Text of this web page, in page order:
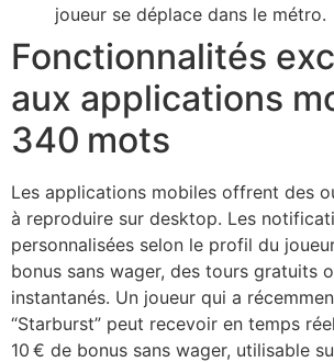
joueur se déplace dans le métro.
Fonctionnalités
aux applications
340 mots
Les applications mobiles offrent des
à reproduire sur desktop. Les
personnalisées selon le profil du
bonus sans wager, des tours gratuits
instantanés. Un joueur qui a
“Starburst” peut recevoir en temps
10 € de bonus sans wager, utilisable